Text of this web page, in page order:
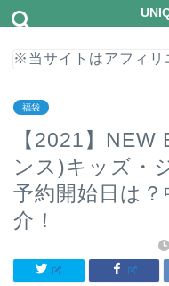
※当サイトはアフィリ
福袋
【2021】
ンス)キッズ・
予約開始日は
介！